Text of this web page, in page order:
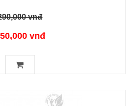
vnđ
vnđ